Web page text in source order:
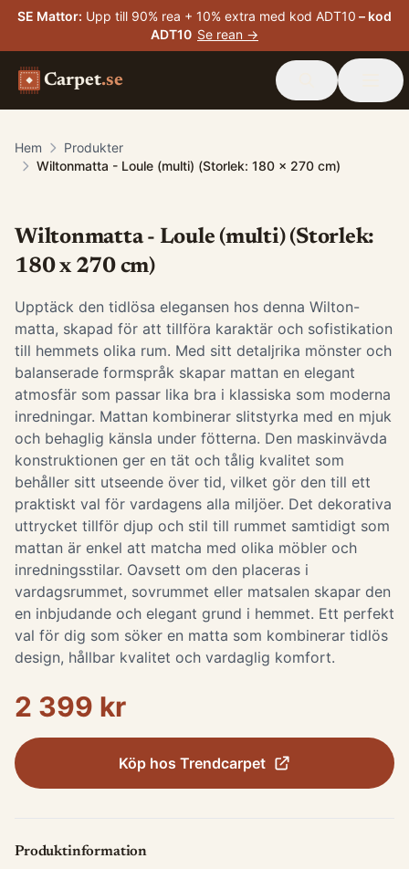
SE Mattor: Upp till 90% rea + 10% extra med kod ADT10 – kod
ADT10 Se rean →
Carpet.se
Hem
Produkter
Wiltonmatta - Loule (multi) (Storlek: 180 x 270 cm)
Wiltonmatta - Loule (multi) (Storlek:
180 x 270 cm)
Upptäck den tidlösa elegansen hos denna Wilton-
matta, skapad för att tillföra karaktär och sofistikation
till hemmets olika rum. Med sitt detaljrika mönster och
balanserade formspråk skapar mattan en elegant
atmosfär som passar lika bra i klassiska som moderna
inredningar. Mattan kombinerar slitstyrka med en mjuk
och behaglig känsla under fötterna. Den maskinvävda
konstruktionen ger en tät och tålig kvalitet som
behåller sitt utseende över tid, vilket gör den till ett
praktiskt val för vardagens alla miljöer. Det dekorativa
uttrycket tillför djup och stil till rummet samtidigt som
mattan är enkel att matcha med olika möbler och
inredningsstilar. Oavsett om den placeras i
vardagsrummet, sovrummet eller matsalen skapar den
en inbjudande och elegant grund i hemmet. Ett perfekt
val för dig som söker en matta som kombinerar tidlös
design, hållbar kvalitet och vardaglig komfort.
2 399 kr
Köp hos Trendcarpet
Produktinformation